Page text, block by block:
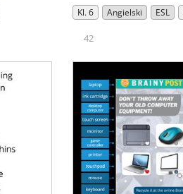
Kl. 6 Angielski ESL
42